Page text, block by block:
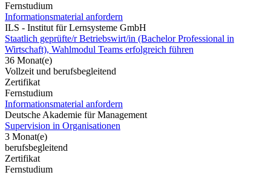
Fernstudium
Informationsmaterial anfordern
ILS - Institut für Lernsysteme GmbH
Staatlich geprüfte/r Betriebswirt/in (Bachelor Professional in
Wirtschaft), Wahlmodul Teams erfolgreich führen
36 Monat(e)
Vollzeit und berufsbegleitend
Zertifikat
Fernstudium
Informationsmaterial anfordern
Deutsche Akademie für Management
Supervision in Organisationen
3 Monat(e)
berufsbegleitend
Zertifikat
Fernstudium